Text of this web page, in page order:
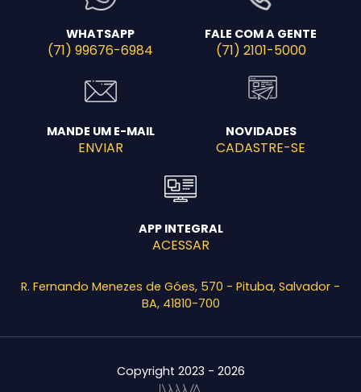
WHATSAPP
(71) 99676-6984
FALE COM A GENTE
(71) 2101-5000
MANDE UM E-MAIL
ENVIAR
NOVIDADES
CADASTRE-SE
APP INTEGRAL
ACESSAR
R. Fernando Menezes de Góes, 570 - Pituba, Salvador -
BA, 41810-700
Copyright 2023 - 2026